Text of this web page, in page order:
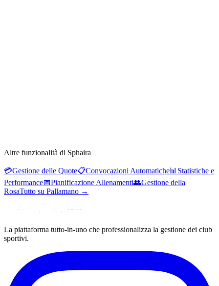
Altre funzionalità di Sphaira
💳Gestione delle Quote📋Convocazioni Automatiche📊 Statistiche e
Performance📅Pianificazione Allenamenti👥Gestione della
RosaTutto su Pallamano →
La piattaforma tutto-in-uno che professionalizza la gestione dei club
sportivi.